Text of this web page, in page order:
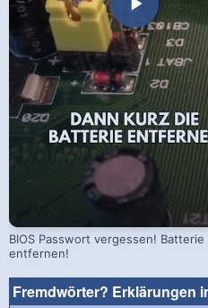
BIOS Passwort vergessen! Batterie
entfernen!
Fremdwörter? Erklärungen